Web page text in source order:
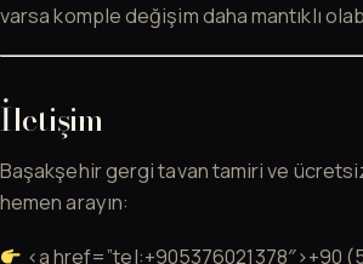
varsa komple değişim daha mantıklı
İletişim
Başakşehir gergi tavan tamiri ve
hemen arayın:
<a href=”tel:+905376021378″>+90